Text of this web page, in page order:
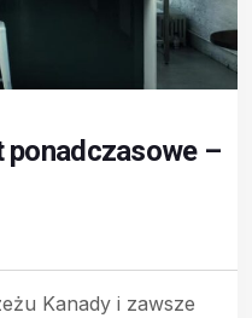
–
Kanady i zawsze